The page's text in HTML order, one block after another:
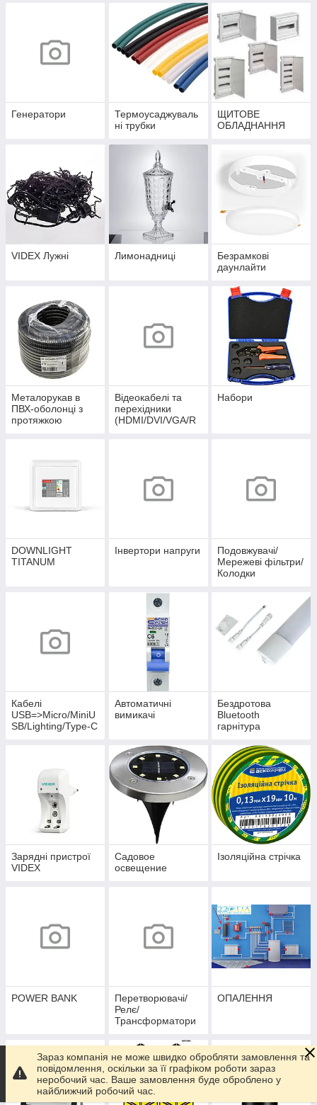
Генератори
Термоусаджуваль
ні трубки
ЩИТОВЕ
ОБЛАДНАННЯ
VIDEX Лужні Лимонадниці
Безрамкові
даунлайти
Металорукав в
ПВХ-оболонці з
протяжкою
Відеокабелі та
перехідники
(HDMI/DVI/VGA/R
Набори
DOWNLIGHT
TITANUM
Інвертори напруги
Подовжувачі/
Мережеві фільтри/
Колодки
Кабелі
USB=>Micro/MiniU
SB/Lighting/Type-C
Автоматичні
вимикачі
Бездротова
Bluetooth
гарнітура
Зарядні пристрої
VIDEX
Садовое
освещение
Ізоляційна стрічка
POWER BANK
Перетворювачі/
Релє/
Трансформатори
ОПАЛЕННЯ
Зараз компанія не може швидко обробляти замовлення та
повідомлення, оскільки за її графіком роботи зараз
неробочий час. Ваше замовлення буде оброблено у
найближчий робочий час.